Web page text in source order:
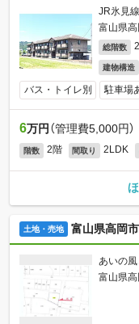
JR氷見
富山県
総階数
建物構造
バス・トイレ別 駐車場
6万円 （管理費5,000円）
階数 2階 間取り 2LDK
土地・売地 富山県高岡
あいの
富山県